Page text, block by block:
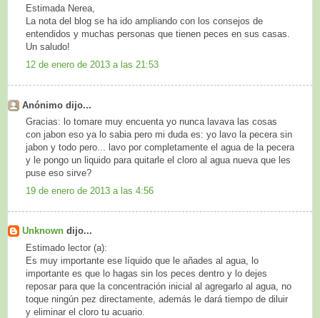
Estimada Nerea,
La nota del blog se ha ido ampliando con los consejos de
entendidos y muchas personas que tienen peces en sus casas.
Un saludo!
12 de enero de 2013 a las 21:53
Anónimo dijo...
Gracias: lo tomare muy encuenta yo nunca lavava las cosas
con jabon eso ya lo sabia pero mi duda es: yo lavo la pecera sin
jabon y todo pero... lavo por completamente el agua de la pecera
y le pongo un liquido para quitarle el cloro al agua nueva que les
puse eso sirve?
19 de enero de 2013 a las 4:56
Unknown dijo...
Estimado lector (a):
Es muy importante ese líquido que le añades al agua, lo
importante es que lo hagas sin los peces dentro y lo dejes
reposar para que la concentración inicial al agregarlo al agua, no
toque ningún pez directamente, además le dará tiempo de diluir
y eliminar el cloro tu acuario.